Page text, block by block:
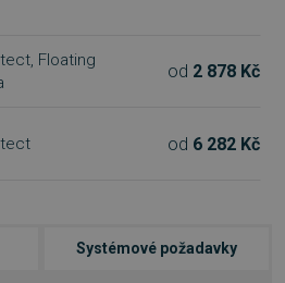
Floating
od 2 878 Kč
od 6 282 Kč
Systémové požadavky